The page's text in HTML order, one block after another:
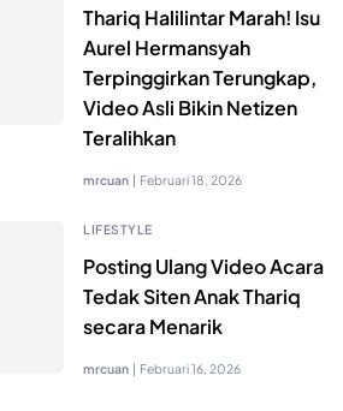
Thariq Halilintar Marah! Isu
Aurel Hermansyah
Terpinggirkan Terungkap,
Video Asli Bikin Netizen
Teralihkan
mrcuan | Februari 18, 2026
LIFESTYLE
Posting Ulang Video Acara
Tedak Siten Anak Thariq
secara Menarik
mrcuan | Februari 16, 2026